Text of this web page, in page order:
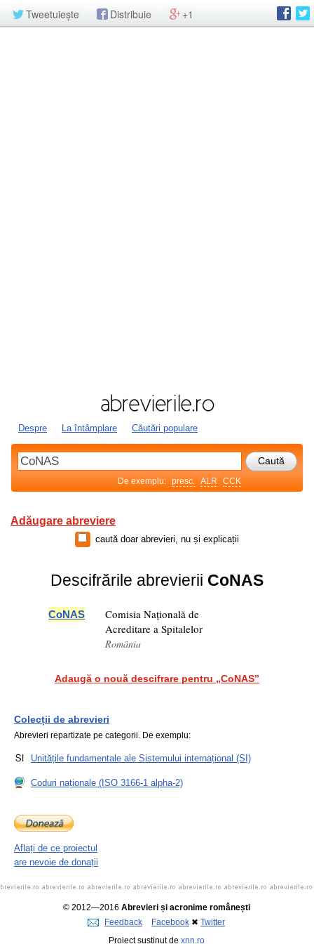
Tweetuiește Distribuie +1
Despre La întâmplare Căutări populare
De exemplu: presc. ALR CCK
Adăugare abreviere
caută doar abrevieri, nu și explicații
Descifrările abrevierii CoNAS
CoNAS
Comisia Națională de
Acreditare a Spitalelor
România
Adaugă o nouă descifrare pentru „CoNAS”
Colecții de abrevieri
Abrevieri repartizate pe categorii. De exemplu:
Unitățile fundamentale ale Sistemului internațional (SI)
Coduri naționale (ISO 3166-1 alpha-2)
Aflați de ce proiectul
are nevoie de donații
© 2012—2016 Abrevieri și acronime românești
Feedback
Facebook ✖ Twitter
Proiect susținut de xnn.ro